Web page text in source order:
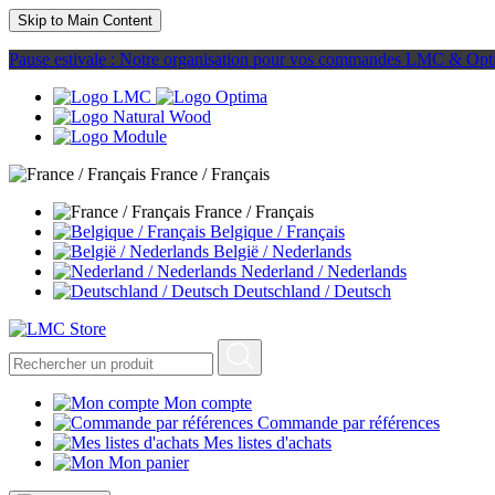
Skip to Main Content
Pause estivale : Notre organisation pour vos commandes LMC &
France / Français
France / Français
Belgique / Français
België / Nederlands
Nederland / Nederlands
Deutschland / Deutsch
Mon compte
Commande par références
Mes listes d'achats
Mon panier